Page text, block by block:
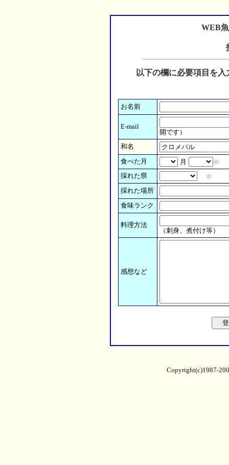
WEB
以下の欄に必要項目を
お名前
E-mail
開です）
和名
食べた月
月
☆
採れた県
☆
採れた場所
食味ランク
料理方法
（刺身、煮付け等）
感想など
Copyright(c)1987-